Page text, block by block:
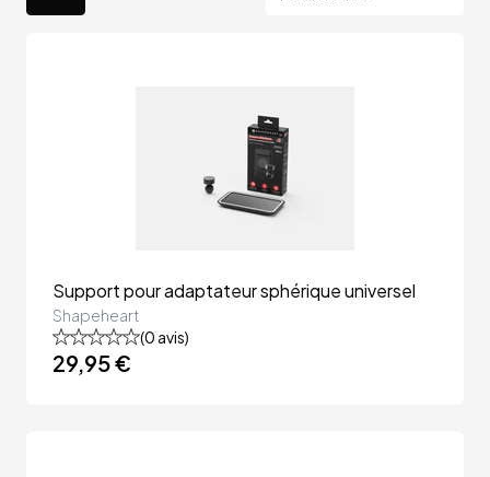
Support pour adaptateur sphérique universel
Shapeheart
(0 avis)
29,95 €